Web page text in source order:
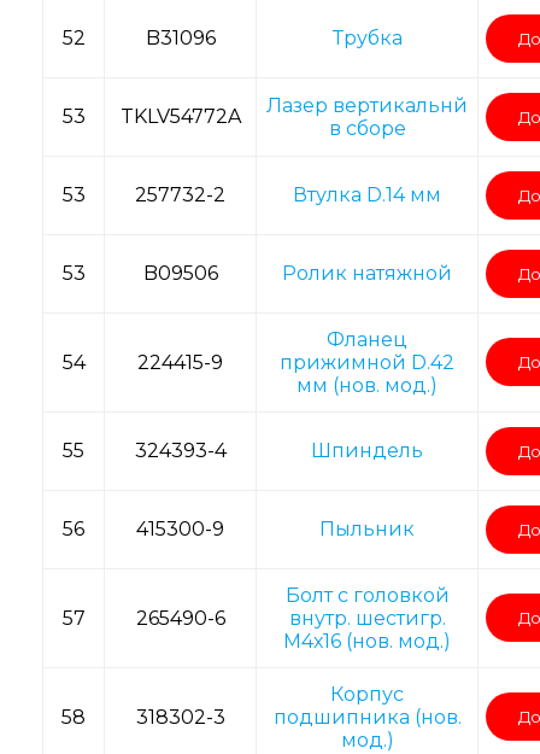
52 B31096 Трубка
53 TKLV54772A
Лазер вертикальнй
в сборе
53 257732-2 Втулка D.14 мм
53 B09506 Ролик натяжной
54 224415-9
Фланец
прижимной D.42
мм (нов. мод.)
55 324393-4 Шпиндель
56 415300-9 Пыльник
57 265490-6
Болт с головкой
внутр. шестигр.
M4х16 (нов. мод.)
58 318302-3
Корпус
подшипника (нов.
мод.)